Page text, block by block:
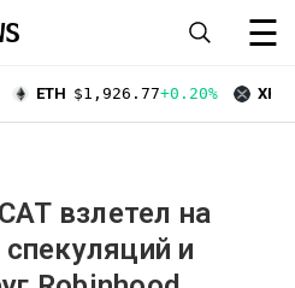
☰
ETH $1,926.77+0.20% XRP
взлетел на
и